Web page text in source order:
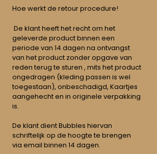
Hoe werkt de retour procedure!
De klant heeft het recht om het
geleverde product binnen een
periode van 14 dagen na ontvangst
van het product zonder opgave van
reden terug te sturen , mits het product
ongedragen (kleding passen is wel
toegestaan), onbeschadigd, Kaartjes
aangehecht en in originele verpakking
is.
De klant dient Bubbles hiervan
schriftelijk op de hoogte te brengen
via email binnen 14 dagen.